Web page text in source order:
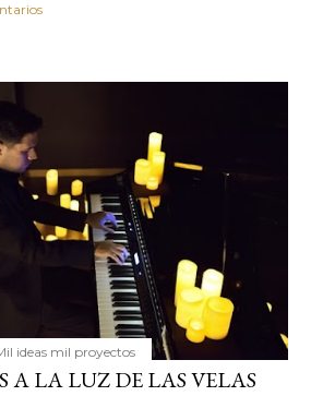
ideas mil proyectos
A LA LUZ DE LAS VELAS